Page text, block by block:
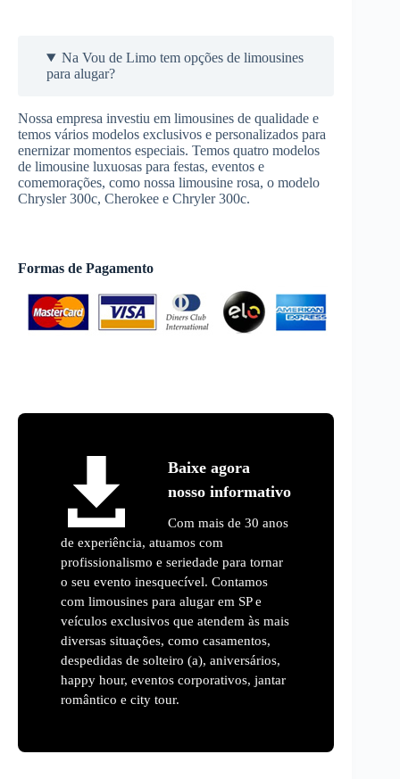
Na Vou de Limo tem opções de limousines
para alugar?
Nossa empresa investiu em limousines de qualidade e
temos vários modelos exclusivos e personalizados para
enernizar momentos especiais. Temos quatro modelos
de limousine luxuosas para festas, eventos e
comemorações, como nossa limousine rosa, o modelo
Chrysler 300c, Cherokee e Chryler 300c.
Formas de Pagamento
Baixe agora
nosso informativo
Com mais de 30 anos
de experiência, atuamos com
profissionalismo e seriedade para tornar
o seu evento inesquecível. Contamos
com limousines para alugar em SP e
veículos exclusivos que atendem às mais
diversas situações, como casamentos,
despedidas de solteiro (a), aniversários,
happy hour, eventos corporativos, jantar
romântico e city tour.